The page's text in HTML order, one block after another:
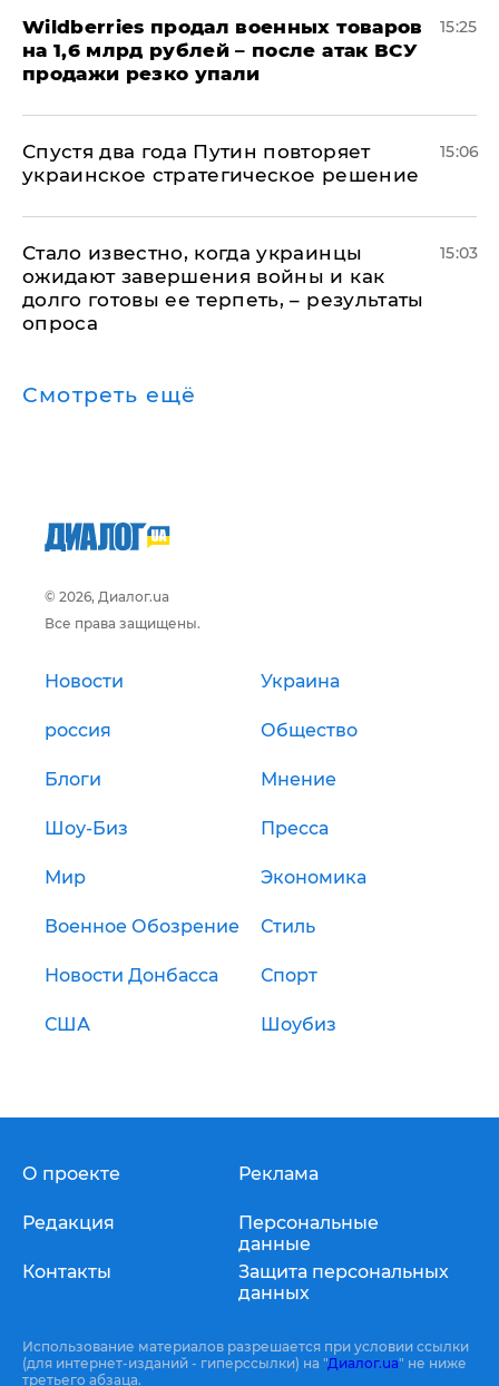
​Wildberries продал военных товаров
на 1,6 млрд рублей – после атак ВСУ
продажи резко упали
15:25
Спустя два года Путин повторяет
украинское стратегическое решение
15:06
Стало известно, когда украинцы
ожидают завершения войны и как
долго готовы ее терпеть, – результаты
опроса
15:03
Смотреть ещё
© 2026, Диалог.ua
Все права защищены.
Новости Украина
россия Общество
Блоги Мнение
Шоу-Биз Пресса
Мир Экономика
Военное Обозрение Стиль
Новости Донбасса Спорт
США Шоубиз
О проекте
Редакция
Контакты
Реклама
Персональные
данные
Защита персональных
данных
Использование материалов разрешается при условии ссылки
(для интернет-изданий - гиперссылки) на "Диалог.ua" не ниже
третьего абзаца.